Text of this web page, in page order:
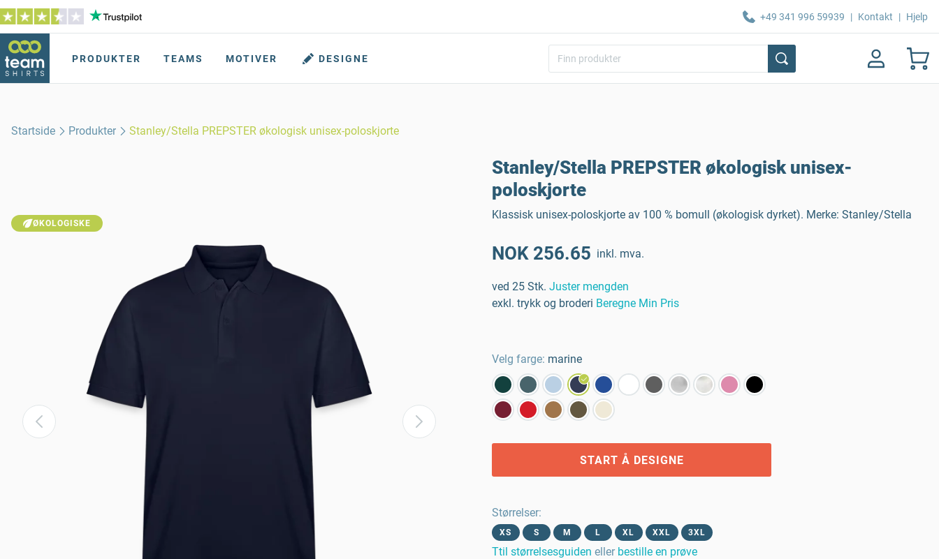
+49 341 996 59939 | Kontakt | Hjelp
PRODUKTER TEAMS MOTIVER DESIGNE
Startside Produkter Stanley/Stella PREPSTER økologisk unisex-poloskjorte
ØKOLOGISKE
Stanley/Stella PREPSTER økologisk unisex-
poloskjorte
Klassisk unisex-poloskjorte av 100 % bomull (økologisk dyrket). Merke: Stanley/Stella
NOK 256.65 inkl. mva.
ved 25 Stk. Juster mengden
exkl. trykk og broderi Beregne Min Pris
Velg farge: marine
START Å DESIGNE
Størrelser:
XS S M L XL XXL 3XL
Ttil størrelsesguiden eller bestille en prøve